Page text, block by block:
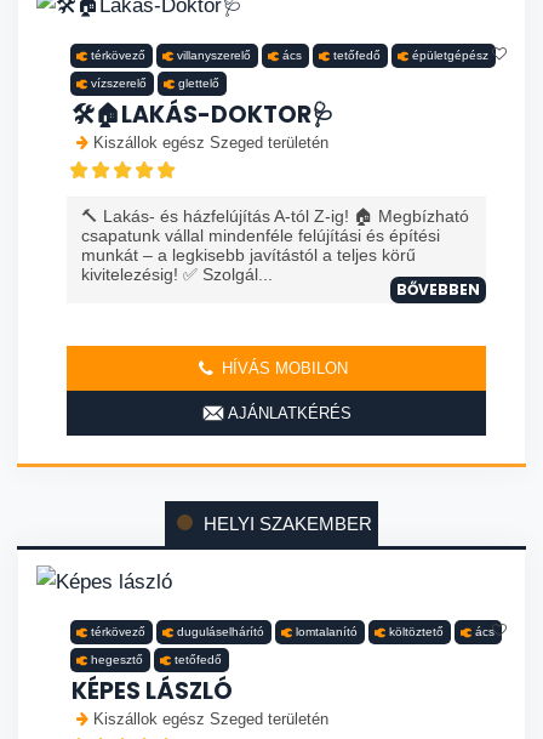
térkövező villanyszerelő ács tetőfedő épületgépész
vízszerelő glettelő
🛠️🏠LAKÁS-DOKTOR🩺
Kiszállok egész Szeged területén
🔨 Lakás- és házfelújítás A-tól Z-ig! 🏠 Megbízható
csapatunk vállal mindenféle felújítási és építési
munkát – a legkisebb javítástól a teljes körű
kivitelezésig! ✅ Szolgál...
BŐVEBBEN
HÍVÁS MOBILON
AJÁNLATKÉRÉS
HELYI SZAKEMBER
térkövező duguláselhárító lomtalanító költöztető ács
hegesztő tetőfedő
KÉPES LÁSZLÓ
Kiszállok egész Szeged területén